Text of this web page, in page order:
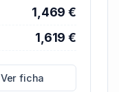
1,469 €
1,619 €
Ver ficha